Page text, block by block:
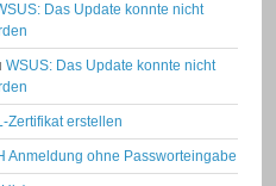
Das Update konnte nicht
WSUS: Das Update konnte nicht
Zertifikat erstellen
Anmeldung ohne Passworteingabe